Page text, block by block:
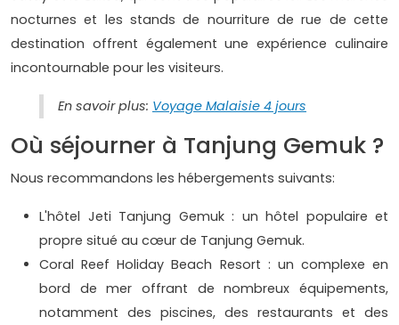
nocturnes et les stands de nourriture de rue de cette
destination offrent également une expérience culinaire
incontournable pour les visiteurs.
En savoir plus: Voyage Malaisie 4 jours
Où séjourner à Tanjung Gemuk ?
Nous recommandons les hébergements suivants:
L'hôtel Jeti Tanjung Gemuk : un hôtel populaire et
propre situé au cœur de Tanjung Gemuk.
Coral Reef Holiday Beach Resort : un complexe en
bord de mer offrant de nombreux équipements,
notamment des piscines, des restaurants et des